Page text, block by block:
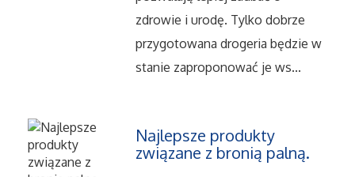
Transport
Usługi Motoryzacyjne
zdrowie i urodę. Tylko dobrze
przygotowana drogeria będzie w
stanie zaproponować je ws...
Najlepsze produkty
związane z bronią palną.